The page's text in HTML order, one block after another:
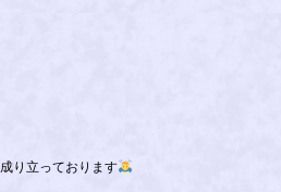
り立っております